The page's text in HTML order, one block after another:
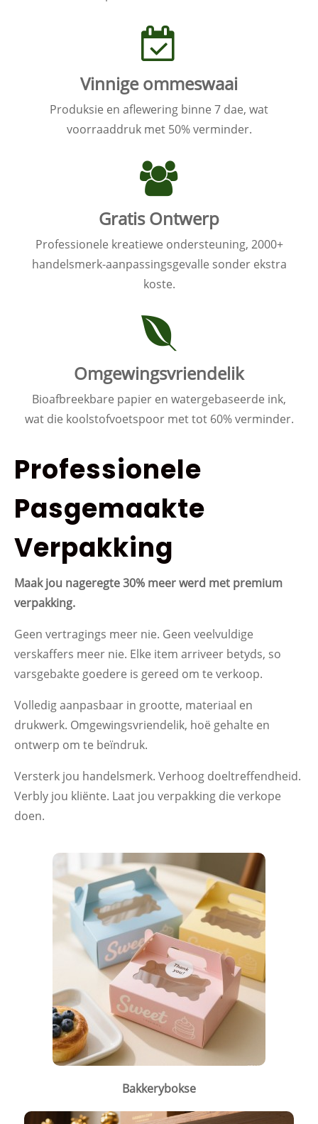
Vinnige ommeswaai
Produksie en aflewering binne 7 dae, wat
voorraaddruk met 50% verminder.
Gratis Ontwerp
Professionele kreatiewe ondersteuning, 2000+
handelsmerk-aanpassingsgevalle sonder ekstra
koste.
Omgewingsvriendelik
Bioafbreekbare papier en watergebaseerde ink,
wat die koolstofvoetspoor met tot 60% verminder.
Professionele
Pasgemaakte
Verpakking
Maak jou nageregte 30% meer werd met premium
verpakking.
Geen vertragings meer nie. Geen veelvuldige
verskaffers meer nie. Elke item arriveer betyds, so
varsgebakte goedere is gereed om te verkoop.
Volledig aanpasbaar in grootte, materiaal en
drukwerk. Omgewingsvriendelik, hoë gehalte en
ontwerp om te beïndruk.
Versterk jou handelsmerk. Verhoog doeltreffendheid.
Verbly jou kliënte. Laat jou verpakking die verkope
doen.
Bakkerybokse